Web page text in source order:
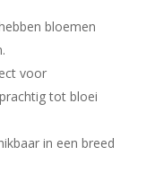
bloemen
voor
tot bloei
in een breed